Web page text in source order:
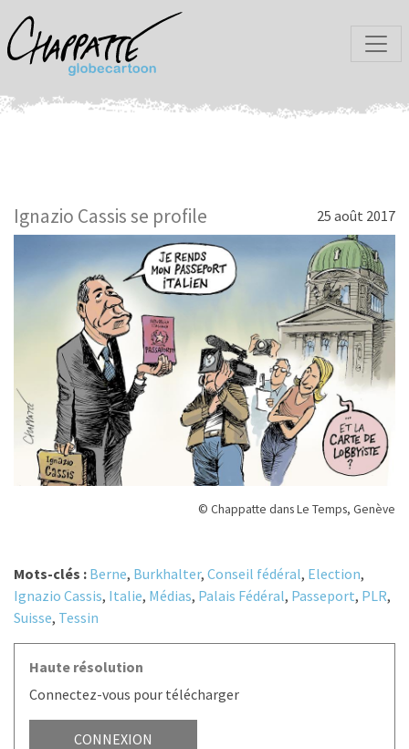
Ignazio Cassis se profile 25 août 2017
© Chappatte dans Le Temps, Genève
Mots-clés : Berne, Burkhalter, Conseil fédéral, Election,
Ignazio Cassis, Italie, Médias, Palais Fédéral, Passeport, PLR,
Suisse, Tessin
Haute résolution
Connectez-vous pour télécharger
CONNEXION